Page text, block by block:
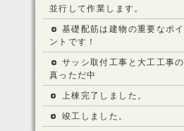
並行して作業します。
基礎配筋は建物の重要なポイ
ントです！
サッシ取付工事と大工工事の
真っただ中
上棟完了しました。
竣工しました。